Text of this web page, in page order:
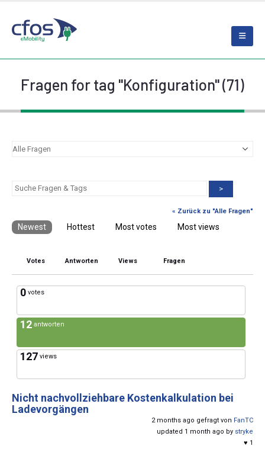
Fragen for tag "Konfiguration" (71)
>
« Zurück zu "Alle Fragen"
Newest Hottest Most votes Most views
Votes Antworten Views Fragen
0 votes
12 antworten
127 views
Nicht nachvollziehbare Kostenkalkulation bei
Ladevorgängen
2 months ago gefragt von FanTC
updated 1 month ago by stryke
♥ 1